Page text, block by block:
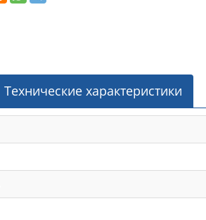
Технические характеристики